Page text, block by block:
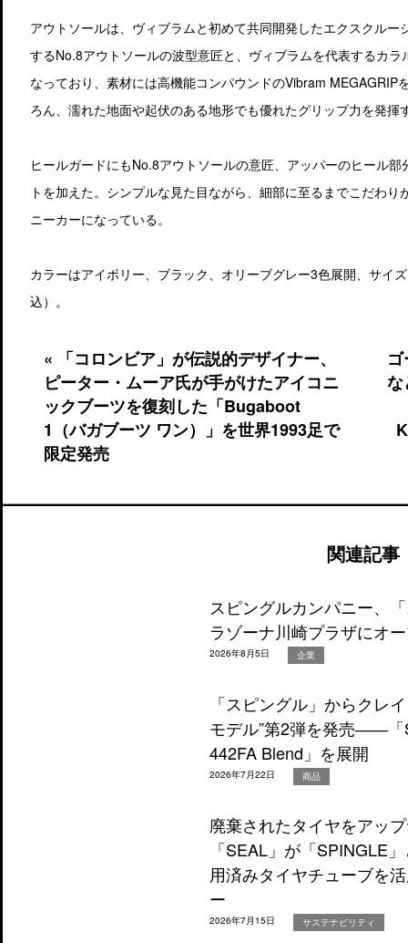
アウトソールは、ヴィブラムと初めて共同開発したエクスクル
するNo.8アウトソールの波型意匠と、ヴィブラムを代表するカ
なっており、素材には高機能コンパウンドのVibram
ろん、濡れた地面や起伏のある地形でも優れたグリップ力を発揮
ヒールガードにもNo.8アウトソールの意匠、アッパーのヒール
トを加えた。シンプルな見た目ながら、細部に至るまでこだわ
ニーカーになっている。
カラーはアイボリー、ブラック、オリーブグレー3色展開、サイ
込）。
« 「コロンビア」が伝説的デザイナー、
ピーター・ムーア氏が手がけたアイコニ
ックブーツを復刻した「Bugaboot
1（バガブーツ ワン）」を世界1993足で
限定発売
関連記事
スピングルカンパニー、
ラゾーナ川崎プラザにオ
2026年8月5日 企業
「スピングル」からクレ
モデル”第2弾を発売――「
442FA Blend」を展開
2026年7月22日 商品
廃棄されたタイヤをアッ
「SEAL」が「SPINGLE
用済みタイヤチューブを
ー
2026年7月15日 サステナビリティ